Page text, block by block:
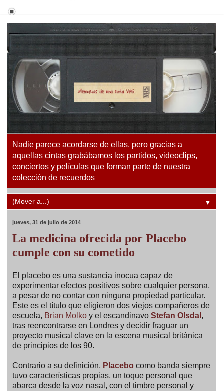
Nadie parece acordarse de ellas, pero gracias a
aquellas cintas grabábamos los partidos, videoclips,
conciertos y películas que forman parte de nuestra
colección de recuerdos
▼
jueves, 31 de julio de 2014
La medicina ofrecida por Placebo
cumple con su cometido
El placebo es una sustancia inocua capaz de
experimentar efectos positivos sobre cualquier persona,
a pesar de no contar con ninguna propiedad particular.
Este es el título que eligieron dos viejos compañeros de
escuela, Brian Molko y el escandinavo Stefan Olsdal ,
tras reencontrarse en Londres y decidir fraguar un
proyecto musical clave en la escena musical británica
de principios de los 90.
Contrario a su definición, Placebo como banda siempre
tuvo características propias, un toque personal que
abarca desde la voz nasal, con el timbre personal y